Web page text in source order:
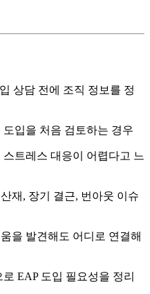
상담 전에 조직 정보를 정
입을 처음 검토하는 경우
트레스 대응이 어렵다고 느
재, 장기 결근, 번아웃 이슈
을 발견해도 어디로 연결해
EAP 도입 필요성을 정리